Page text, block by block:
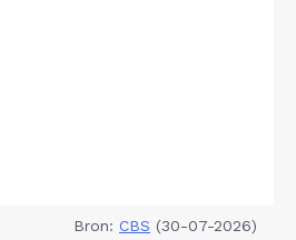
Bron: CBS (30-07-2026)